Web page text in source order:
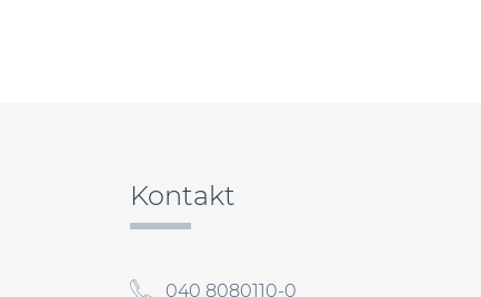
Kontakt
040 8080110-0